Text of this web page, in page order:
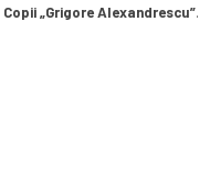
„Grigore Alexandrescu”.